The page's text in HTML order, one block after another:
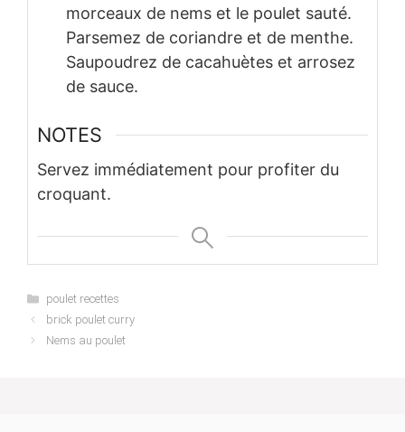
morceaux de nems et le poulet sauté.
Parsemez de coriandre et de menthe.
Saupoudrez de cacahuètes et arrosez
de sauce.
NOTES
Servez immédiatement pour profiter du
croquant.
Categories
poulet recettes
brick poulet curry
Nems au poulet